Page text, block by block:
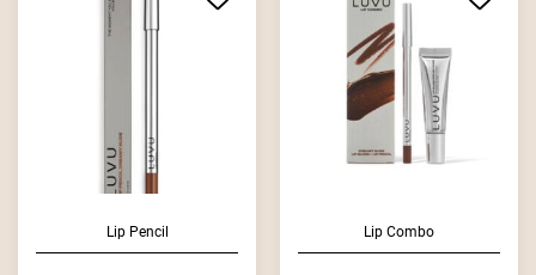
Lip Pencil Lip Combo